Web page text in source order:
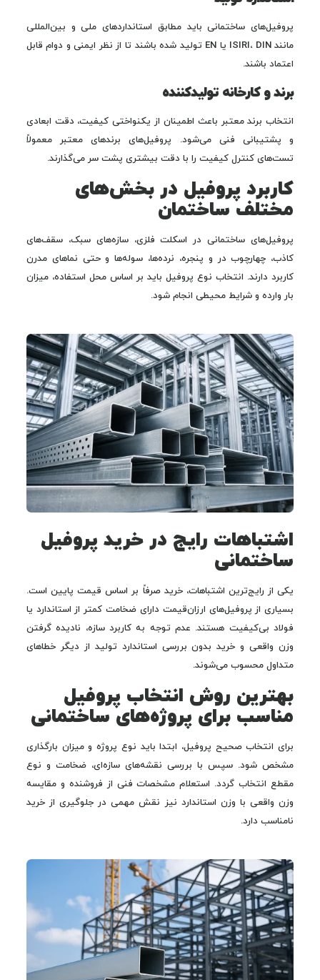
پروفیل‌های ساختمانی باید مطابق استانداردهای ملی و بین‌المللی
مانند ISIRI، DIN یا EN تولید شده باشند تا از نظر ایمنی و دوام قابل
اعتماد باشند.
برند و کارخانه تولیدکننده
انتخاب برند معتبر باعث اطمینان از یکنواختی کیفیت، دقت ابعادی
و پشتیبانی فنی می‌شود. پروفیل‌های برندهای معتبر معمولاً
تست‌های کنترل کیفیت را با دقت بیشتری پشت سر می‌گذارند.
کاربرد پروفیل در بخش‌های
مختلف ساختمان
پروفیل‌های ساختمانی در اسکلت فلزی، سازه‌های سبک، سقف‌های
کاذب، چهارچوب در و پنجره، نرده‌ها، سوله‌ها و حتی نماهای مدرن
کاربرد دارند. انتخاب نوع پروفیل باید بر اساس محل استفاده، میزان
بار وارده و شرایط محیطی انجام شود.
اشتباهات رایج در خرید پروفیل
ساختمانی
یکی از رایج‌ترین اشتباهات، خرید صرفاً بر اساس قیمت پایین است.
بسیاری از پروفیل‌های ارزان‌قیمت دارای ضخامت کمتر از استاندارد یا
فولاد بی‌کیفیت هستند. عدم توجه به کاربرد سازه، نادیده گرفتن
وزن واقعی و خرید بدون بررسی استاندارد تولید از دیگر خطاهای
متداول محسوب می‌شوند.
بهترین روش انتخاب پروفیل
مناسب برای پروژه‌های ساختمانی
برای انتخاب صحیح پروفیل، ابتدا باید نوع پروژه و میزان بارگذاری
مشخص شود. سپس با بررسی نقشه‌های سازه‌ای، ضخامت و نوع
مقطع انتخاب گردد. استعلام مشخصات فنی از فروشنده و مقایسه
وزن واقعی با وزن استاندارد نیز نقش مهمی در جلوگیری از خرید
نامناسب دارد.